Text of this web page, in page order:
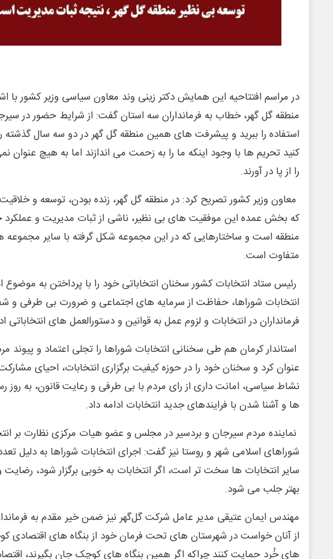
در مراسم افتتاحیه این همایش دکتر زینی وند معاون سیاسی وزیر کشور با
منطقه گل گهر، خطاب به فرمانداران سه استان گفت: از شرایط حضور در
استفاده را ببرید و پیشرفت های همین منطقه گل گهر در دو سه سال گذشته را
کنید تحریم ها با وجود اینکه ما را به زحمت می اندازند اما به هیچ عنوان
را از پا در آورند.
معاون وزیر کشور تصریح کرد: در منطقه گل گهر، زنده بودن، توسعه و
که بخش عمده این موفقیت های بی نظیر، ناشی از ثبات مدیریت و
منطقه است و ساختارهایی که در این مجموعه شکل گرفته با سایر
متفاوت است.
رئیس ستاد انتخابات کشور سخنان انتخاباتی خود را با پرداختن به موضوع
انتخابات شوراها، حفاظت از سرمایه های اجتماعی و ضرورت بی طرفی و
فرمانداران در انتخابات و لزوم عمل به قوانین و دستورالعمل های انتخاباتی
استاندار کرمان هم طی سخنانی انتخابات شوراها را تجلی اعتماد و پیوند
عنوان کرد و سخنان خود را در حوزه کیفیت برگزاری انتخابات، احیای
نشاط سیاسی، امانت داری از رای مردم با بی طرفی و رعایت قانون، به روز
ها و آشنا شدن با فرایندهای جدید انتخابات ادامه داد.
نماینده مردم سیرجان و بردسیر در مجلس و عضو هیات مرکزی نظارت بر
شوراهای اسلامی شهر و روستا نیز گفت: اجرای انتخابات شوراها به دلیل تعدد
سایر انتخابات ها سخت تر است، اگر انتخابات به خوبی برگزار شود، رضایت
بهتر جلب می شود.
مهندس ایمان عتیقی مدیر عامل شرکت گل‌گهر نیز ضمن خیر مقدم به
از آنان خواست در شهرستان های تحت فرمان خود از بنگاه های اقتصادی
های خُرد حمایت کنند چراکه اگر همین بنگاه های کوچک جان بگیرند،